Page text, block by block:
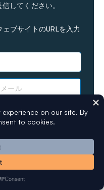
してください。
ブサイトのURLを入力
有効化